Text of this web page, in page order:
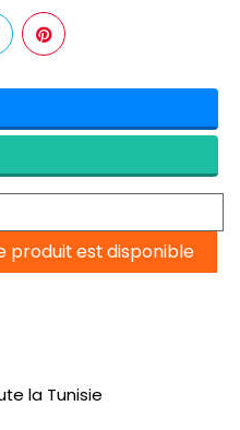
produit est disponible
la Tunisie